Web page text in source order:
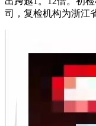
司，复检机构为浙江